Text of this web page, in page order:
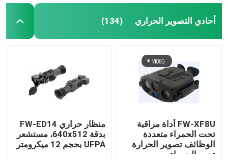
أحادي التصوير الحراري (134)
FW-XF8U أداة مراقبة
تحت الحمراء متعددة
الوظائف تصوير الحرارة
تحت الحمراء
منظار حراري FW-ED14
بدقة 640x512، مستشعر
UFPA بحجم 12 ميكرومتر